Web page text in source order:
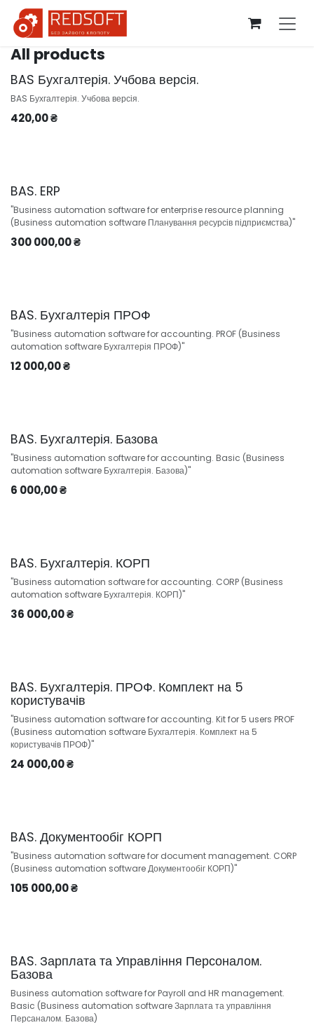
Skip to Content
All products
BAS Бухгалтерія. Учбова версія.
BAS Бухгалтерія. Учбова версія.
420,00₴
BAS. ERP
"Business automation software for enterprise resource planning
(Business automation software Планування ресурсів підприємства)"
300 000,00₴
BAS. Бухгалтерія ПРОФ
"Business automation software for accounting. PROF (Business
automation software Бухгалтерія ПРОФ)"
12 000,00₴
BAS. Бухгалтерія. Базова
"Business automation software for accounting. Basic (Business
automation software Бухгалтерія. Базова)"
6 000,00₴
BAS. Бухгалтерія. КОРП
"Business automation software for accounting. CORP (Business
automation software Бухгалтерія. КОРП)"
36 000,00₴
BAS. Бухгалтерія. ПРОФ. Комплект на 5
користувачів
"Business automation software for accounting. Kit for 5 users PROF
(Business automation software Бухгалтерія. Комплект на 5
користувачів ПРОФ)"
24 000,00₴
BAS. Документообіг КОРП
"Business automation software for document management. CORP
(Business automation software Документообіг КОРП)"
105 000,00₴
BAS. Зарплата та Управління Персоналом.
Базова
Business automation software for Payroll and HR management.
Basic (Business automation software Зарплата та управління
Персаналом. Базова)